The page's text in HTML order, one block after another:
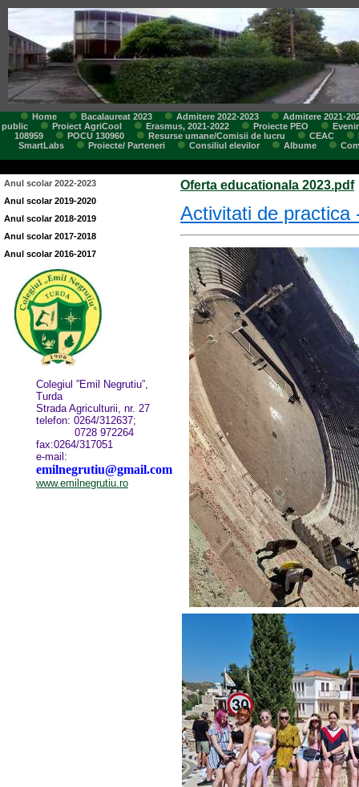
Home Bacalaureat 2023 Admitere 2022-2023
Admitere 2021-
public
Proiect AgriCool Erasmus, 2021-2022 Proiecte PEO
108959
POCU 130960 Resurse umane/Comisii de lucru CEAC
SmartLabs
Proiecte/ Parteneri Consiliul elevilor Albume
Anul scolar 2022-2023
Anul scolar 2019-2020
Anul scolar 2018-2019
Anul scolar 2017-2018
Anul scolar 2016-2017
Colegiul ”Emil Negrutiu”,
Turda
Strada Agriculturii, nr. 27
telefon: 0264/312637;
0728 972264
fax:0264/317051
e-mail:
emilnegrutiu@gmail.com
www.emilnegrutiu.ro
Oferta educationala 2023.pdf
Activitati de practica